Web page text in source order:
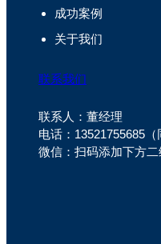
成功案例
关于我们
联系我们
联系人：董经理
电话：13521755685（
微信：扫码添加下方